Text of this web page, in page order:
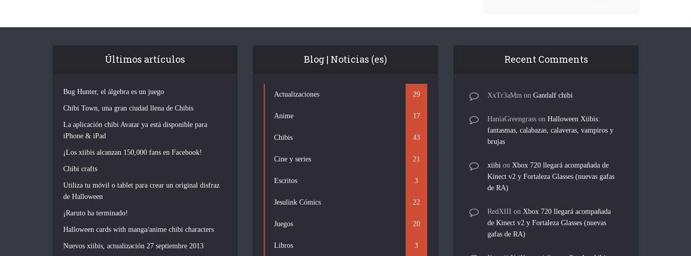
Últimos artículos
Bug Hunter, el álgebra es un juego
Chibi Town, una gran ciudad llena de Chibis
La aplicación chibi Avatar ya está disponible para
iPhone & iPad
¡Los xiibis alcanzan 150,000 fans en Facebook!
Chibi crafts
Utiliza tu móvil o tablet para crear un original disfraz
de Halloween
¡Raruto ha terminado!
Halloween cards with manga/anime chibi characters
Nuevos xiibis, actualización 27 septiembre 2013
Blog | Noticias (es)
Actualizaciones 29
Anime 17
Chibis 43
Cine y series 21
Escritos 3
Jesulink Cómics 22
Juegos 20
Libros 3
Recent Comments
XxTr3aMm onGandalf chibi
HaniaGreengrass onHalloween Xiibis:
fantasmas, calabazas, calaveras, vampiros y
brujas
xiibi on Xbox 720 llegará acompañada de
Kinect v2 y Fortaleza Glasses (nuevas gafas
de RA)
RedXIII on Xbox 720 llegará acompañada
de Kinect v2 y Fortaleza Glasses (nuevas
gafas de RA)